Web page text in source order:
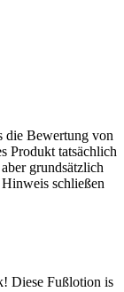
die Bewertung von
Produkt tatsächlich
grundsätzlich
Hinweis schließen
Diese Fußlotion is